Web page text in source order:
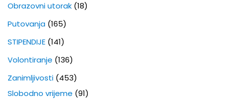
Obrazovni utorak (18)
Putovanja (165)
STIPENDIJE (141)
Volontiranje (136)
Zanimljivosti (453)
Slobodno vrijeme (91)